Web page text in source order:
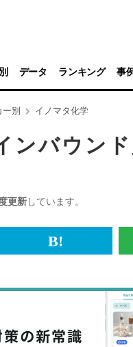
データ ランキング 事
ー別 イノマタ化学
ンバウン
更新しています。
は
な
ッ